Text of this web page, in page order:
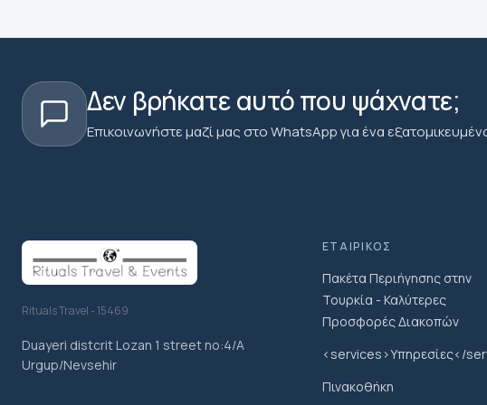
Τα παιδιά είναι γενικά ευπρόσδεκτα, αλλά η εμπειρία είναι πιο
συμμετάσχουν και να απολαύσουν κάποιες από τις γευστικές
ενδιαφέροντα των ενηλίκων σε φαγητό και το ρυθμό περπατήματος.
μικρότερα παιδιά θα διαχειριστούν τα πλήθη, την κυκλοφορία και
οι έφηβοι που είναι περίεργοι με τις γεύσεις συνήθως
Δεν βρήκατε αυτό που ψάχνατε;
Επικοινωνήστε μαζί μας στο WhatsApp για ένα
Rituals Travel - 15469
Duayeri distcrit Lozan 1 street no:4/A
Urgup/Nevsehir
ΕΤΑΙΡΙΚΌΣ
Πακέτα Περιήγησης στην
Τουρκία - Καλύτερες
Προσφορές Διακοπών
<services>Υπηρεσίες</
Πινακοθήκη